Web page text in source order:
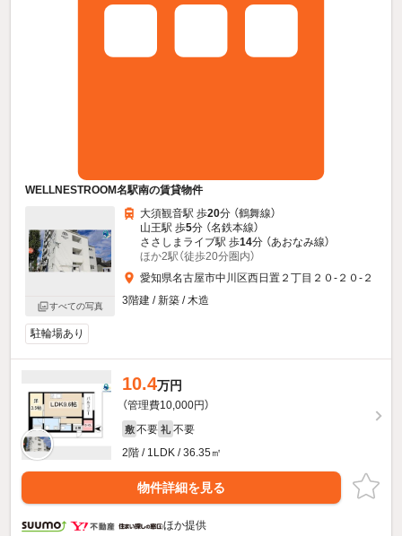
WELLNESTROOM名駅南の賃貸物件
すべての写真
大須観音駅 歩20分 （鶴舞線）
山王駅 歩5分 （名鉄本線）
ささしまライブ駅 歩14分 （あおなみ線）
ほか2駅（徒歩20分圏内）
愛知県名古屋市中川区西日置２丁目２０-２０-２
3階建 / 新築 / 木造
駐輪場あり
10.4万円
（管理費10,000円）
敷 不要 礼 不要
2階 / 1LDK / 36.35㎡
物件詳細を見る
ほか提供